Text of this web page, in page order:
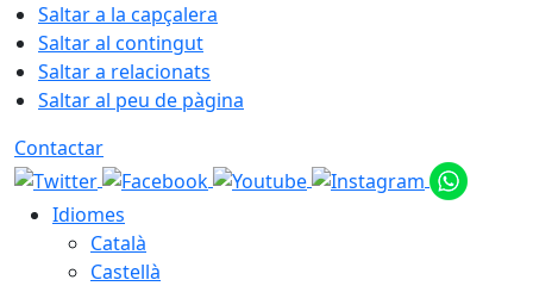
Saltar a la capçalera
Saltar al contingut
Saltar a relacionats
Saltar al peu de pàgina
Contactar
Idiomes
Català
Castellà